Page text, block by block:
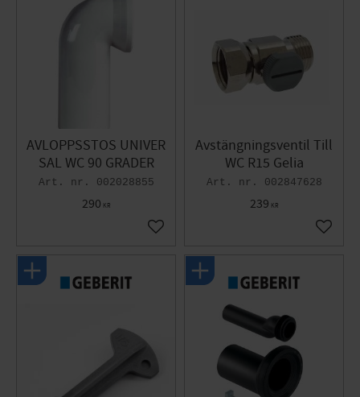
AVLOPPSSTOS UNIVER
SAL WC 90 GRADER
002028855
290 KR
Lägg till i favoriter
Avstängningsventil Till
WC R15 Gelia
002847628
239 KR
Lägg